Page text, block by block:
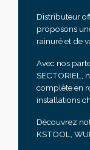
Distributeur
proposons
rainuré et de
Avec nos
SECTORIEL,
complète en
installations
Découvrez
KSTOOL,